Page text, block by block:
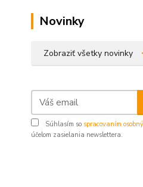
Novinky
Zobraziť všetky novinky
Súhlasím so spracovaním
účelom zasielania newslettera.